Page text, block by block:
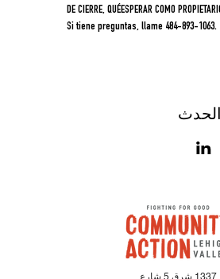
DE CIERRE, QUÉESPERAR COMO
Si tiene preguntas, llame 484-893-1063.
1337 شرق 5 شارع